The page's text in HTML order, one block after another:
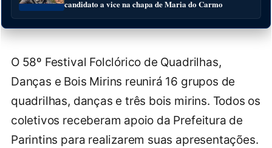
candidato a vice na chapa de Maria do Carmo
O 58º Festival Folclórico de Quadrilhas,
Danças e Bois Mirins reunirá 16 grupos de
quadrilhas, danças e três bois mirins. Todos os
coletivos receberam apoio da Prefeitura de
Parintins para realizarem suas apresentações.